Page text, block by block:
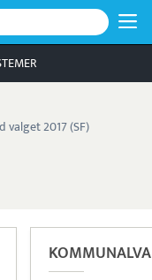
valget 2017 (SF)